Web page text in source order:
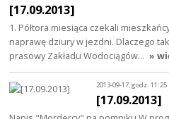
[17.09.2013]
1. Półtora miesiąca czekali
naprawę dziury w jezdni. Dlaczego
prasowy Zakładu Wodociągów… »
2013-09-17, godz. 11:25
[17.09.2013]